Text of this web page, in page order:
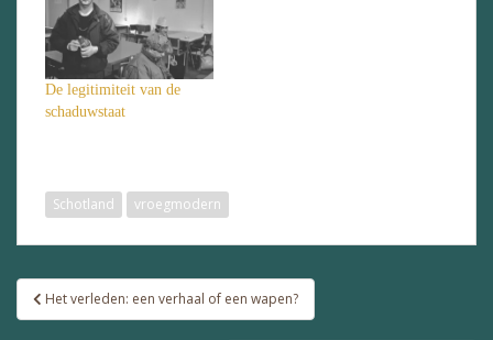
De legitimiteit van de
schaduwstaat
Schotland vroegmodern
Bericht
navigatie
Het verleden: een verhaal of een wapen?